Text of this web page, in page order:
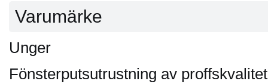
Varumärke
Unger
Fönsterputsutrustning av proffskvalitet